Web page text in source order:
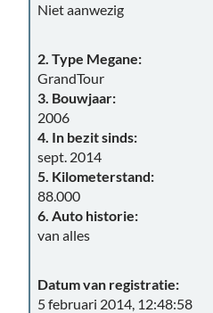
Niet aanwezig
2. Type Megane:
GrandTour
3. Bouwjaar:
2006
4. In bezit sinds:
sept. 2014
5. Kilometerstand:
88.000
6. Auto historie:
van alles
Datum van registratie:
5 februari 2014, 12:48:58